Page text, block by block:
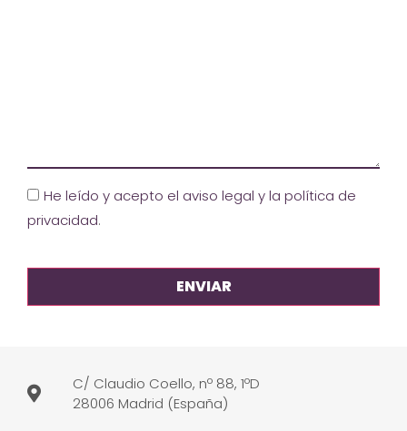
He leído y acepto el aviso legal y la política de
privacidad.
C/ Claudio Coello, nº 88, 1ºD
28006 Madrid (España)